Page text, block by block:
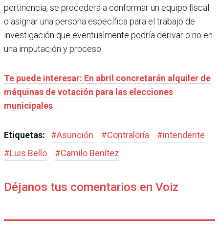
pertinencia, se procederá a conformar un equipo fiscal
o asignar una persona específica para el trabajo de
investigación que eventualmente podría derivar o no en
una imputación y proceso.
Te puede interesar: En abril concretarán alquiler de
máquinas de votación para las elecciones
municipales
Etiquetas: #Asunción #Contraloría #intendente
#Luis Bello #Camilo Benítez
Déjanos tus comentarios en Voiz